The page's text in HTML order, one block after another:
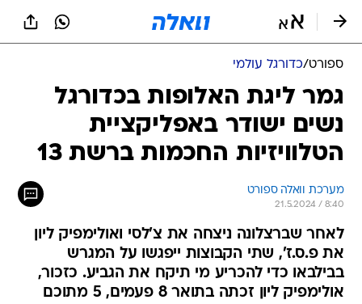
ספורט/כדורגל עולמי
גמר ליגת האלופות בכדורגל
נשים ישודר באפליקציית
הטלוויזיות החכמות ברשת 13
מערכת וואלה ספורט
21.5.2024 / 8:40
לאחר שברצלונה ניצחה את צ'לסי ואולימפיק ליון
את פ.ס.ז', שתי הקבוצות ייפגשו על המגרש
בבילבאו כדי להכריע מי תיקח את הגביע. כזכור,
אולימפיק ליון זכתה בתואר 8 פעמים, 5 מתוכם